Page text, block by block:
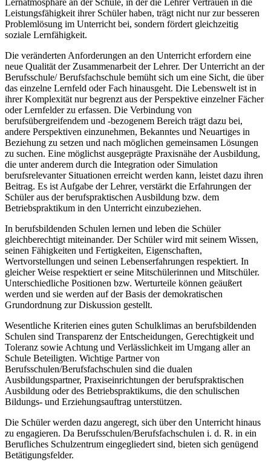
Leistungsfähigkeit ihrer Schüler haben, trägt nicht nur zur besseren
Problemlösung im Unterricht bei, sondern fördert gleichzeitig
soziale Lernfähigkeit.
Die veränderten Anforderungen an den Unterricht erfordern eine
neue Qualität der Zusammenarbeit der Lehrer. Der Unterricht an der
Berufsschule/ Berufsfachschule bemüht sich um eine Sicht, die über
das einzelne Lernfeld oder Fach hinausgeht. Die Lebenswelt ist in
ihrer Komplexität nur begrenzt aus der Perspektive einzelner Fächer
oder Lernfelder zu erfassen. Die Verbindung von
berufsübergreifendem und -bezogenem Bereich trägt dazu bei,
andere Perspektiven einzunehmen, Bekanntes und Neuartiges in
Beziehung zu setzen und nach möglichen gemeinsamen Lösungen
zu suchen. Eine möglichst ausgeprägte Praxisnähe der Ausbildung,
die unter anderem durch die Integration oder Simulation
berufsrelevanter Situationen erreicht werden kann, leistet dazu ihren
Beitrag. Es ist Aufgabe der Lehrer, verstärkt die Erfahrungen der
Schüler aus der berufspraktischen Ausbildung bzw. dem
Betriebspraktikum in den Unterricht einzubeziehen.
In berufsbildenden Schulen lernen und leben die Schüler
gleichberechtigt miteinander. Der Schüler wird mit seinem Wissen,
seinen Fähigkeiten und Fertigkeiten, Eigenschaften,
Wertvorstellungen und seinen Lebenserfahrungen respektiert. In
gleicher Weise respektiert er seine Mitschülerinnen und Mitschüler.
Unterschiedliche Positionen bzw. Werturteile können geäußert
werden und sie werden auf der Basis der demokratischen
Grundordnung zur Diskussion gestellt.
Wesentliche Kriterien eines guten Schulklimas an berufsbildenden
Schulen sind Transparenz der Entscheidungen, Gerechtigkeit und
Toleranz sowie Achtung und Verlässlichkeit im Umgang aller an
Schule Beteiligten. Wichtige Partner von
Berufsschulen/Berufsfachschulen sind die dualen
Ausbildungspartner, Praxiseinrichtungen der berufspraktischen
Ausbildung oder des Betriebspraktikums, die den schulischen
Bildungs- und Erziehungsauftrag unterstützen.
Die Schüler werden dazu angeregt, sich über den Unterricht hinaus
zu engagieren. Da Berufsschulen/Berufsfachschulen i. d. R. in ein
Berufliches Schulzentrum eingegliedert sind, bieten sich genügend
Betätigungsfelder.